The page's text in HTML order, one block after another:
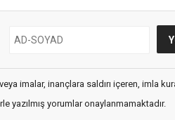
imalar, inançlara saldırı içeren, imla
yazılmış yorumlar onaylanmamaktadır.